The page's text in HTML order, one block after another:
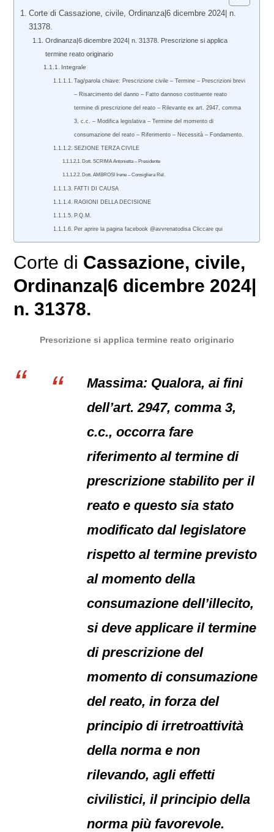
Corte di Cassazione, civile, Ordinanza|6 dicembre 2024| n.
31378.
Ordinanza|6 dicembre 2024| n. 31378. Prescrizione si applica
termine reato originario
Integrale
Tag/parola chiave: Prescrizione civile – Termine – Prescrizioni brevi
– Risarcimento del danno – Fatto dannoso costituente reato
termine di prescrizione del reato – Rilevante ex art. 2947, comma
3, c.c. – Modifica legislativa – Termine del momento di
consumazione del reato – Riferimento – Necessità – Fondamento.
SEZIONE TERZA CIVILE
Dott. SCRIMA Antonietta – Presidente
Dott. AMBROSI Irene – Consigliera Rel.
FATTI DI CAUSA
RAGIONI DELLA DECISIONE
P.Q.M.
Per aprire la pagina facebook @avvrenatodisa Cliccare qui
Corte di Cassazione, civile,
Ordinanza|6 dicembre 2024|
n. 31378.
Prescrizione si applica termine reato originario
Massima: Qualora, ai fini
dell’art. 2947, comma 3,
c.c., occorra fare
riferimento al termine di
prescrizione stabilito per il
reato e questo sia stato
modificato dal legislatore
rispetto al termine previsto
al momento della
consumazione dell’illecito,
si deve applicare il termine
di prescrizione del
momento di consumazione
del reato, in forza del
principio di irretroattività
della norma e non
rilevando, agli effetti
civilistici, il principio della
norma più favorevole.